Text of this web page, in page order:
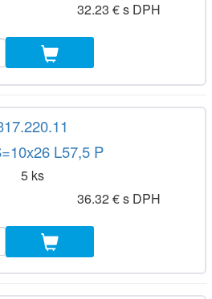
32.23 € s DPH
L57,5 P
5 ks
36.32 € s DPH